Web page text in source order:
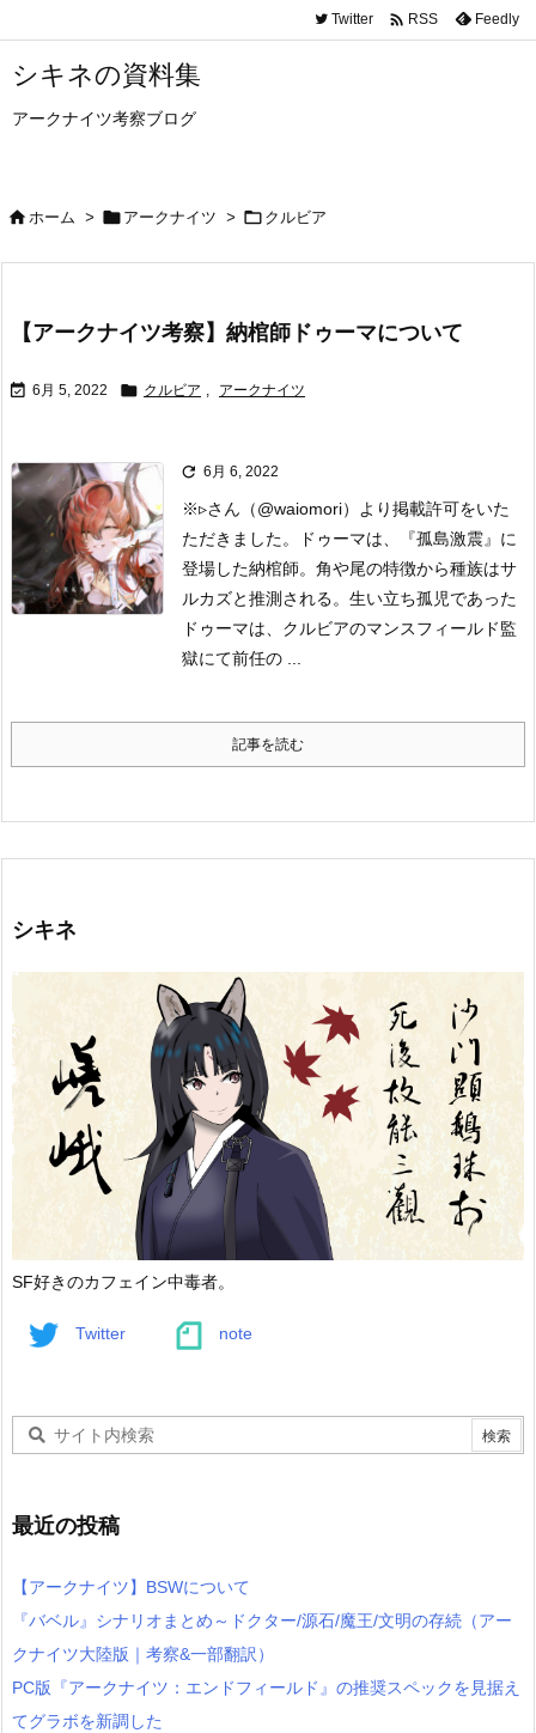
Twitter  RSS Feedly
シキネの資料集
アークナイツ考察ブログ
ホーム >  アークナイツ >  クルビア
【アークナイツ考察】納棺師ドゥーマについて
 6月 5, 2022  クルビア , アークナイツ
 6月 6, 2022
※▹さん（@waiomori）より掲載許可をいた
ただきました。
ドゥーマは、『孤島激震』に
登場した納棺師。角や尾の特徴から種族はサ
ルカズと推測される。 生い立ち孤児であった
ドゥーマは、クルビアのマンスフィールド監
獄にて前任の ...
記事を読む
シキネ
SF好きのカフェイン中毒者。
Twitter note
最近の投稿
【アークナイツ】BSWについて
『バベル』シナリオまとめ～ドクター/源石/魔王/文明の存続（アー
クナイツ大陸版｜考察&一部翻訳）
PC版『アークナイツ：エンドフィールド』の推奨スペックを見据え
てグラボを新調した